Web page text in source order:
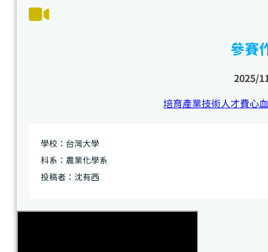
參賽
2025/
培育產業技術人才費心
學校：台灣大學
科系：農業化學系
投稿者：沈有西